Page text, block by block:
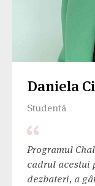
Daniela
Studentă
Programul
cadrul acestui
dezbateri, a